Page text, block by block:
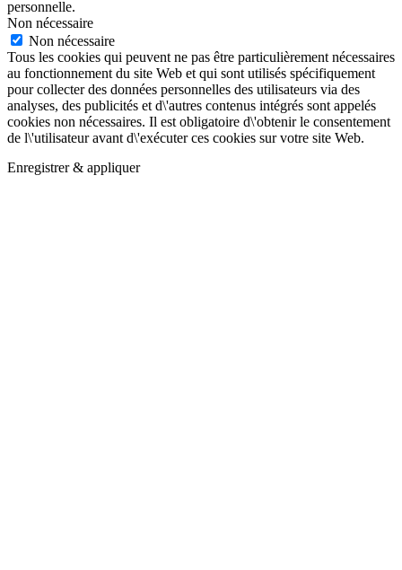
personnelle.
Non nécessaire
Non nécessaire
Tous les cookies qui peuvent ne pas être particulièrement nécessaires
au fonctionnement du site Web et qui sont utilisés spécifiquement
pour collecter des données personnelles des utilisateurs via des
analyses, des publicités et d\'autres contenus intégrés sont appelés
cookies non nécessaires. Il est obligatoire d\'obtenir le consentement
de l\'utilisateur avant d\'exécuter ces cookies sur votre site Web.
Enregistrer & appliquer